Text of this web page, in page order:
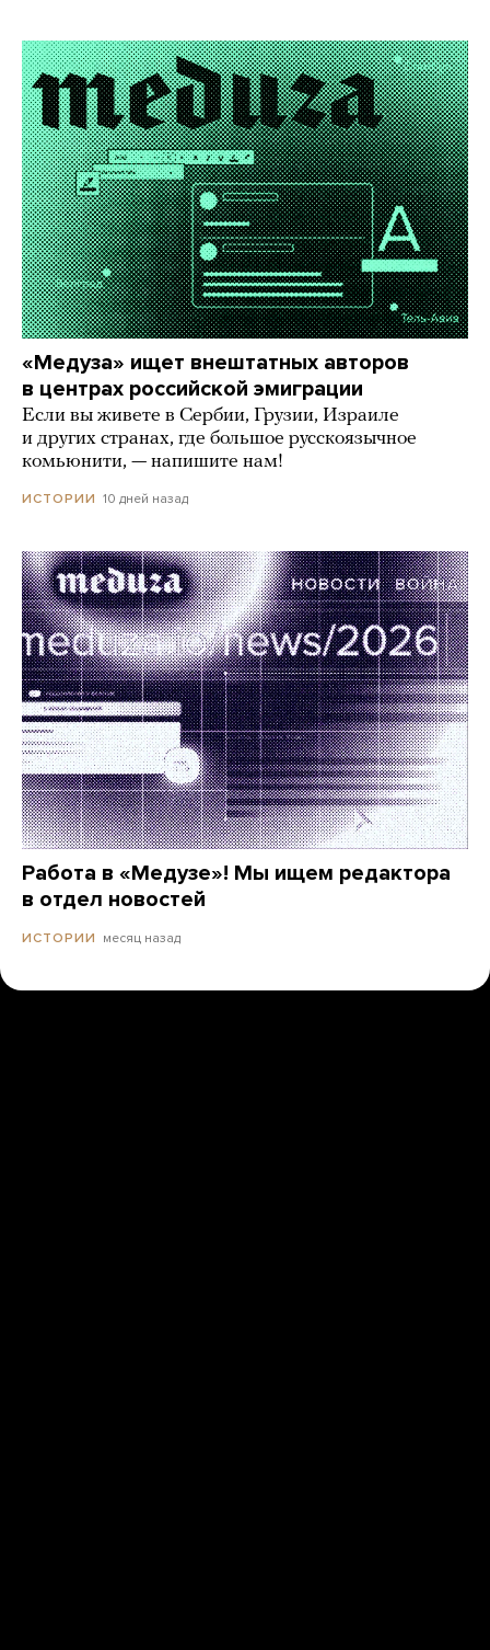
«Медуза» ищет внештатных авторов
в центрах российской эмиграции
Если вы живете в Сербии, Грузии, Израиле
и других странах, где большое русскоязычное
комьюнити, — напишите нам!
ИСТОРИИ 10 дней назад
Работа в «Медузе»! Мы ищем редактора
в отдел новостей
ИСТОРИИ месяц назад